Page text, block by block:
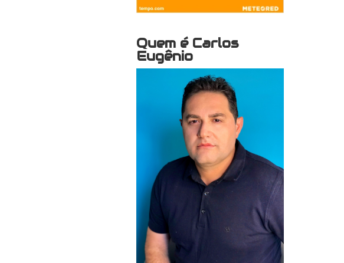
Quem é Carlos
Eugênio